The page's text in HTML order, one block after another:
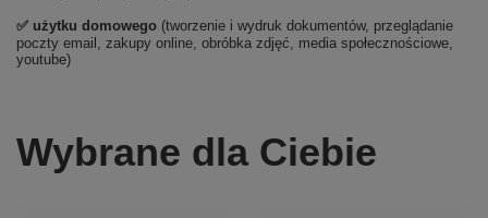
✅ użytku domowego (tworzenie i wydruk dokumentów, przeglądanie
poczty email, zakupy online, obróbka zdjęć, media społecznościowe,
youtube)
Wybrane dla Ciebie